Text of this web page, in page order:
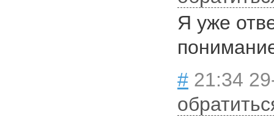
Я уже
# 21:34